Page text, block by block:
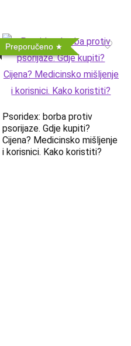
Preporučeno
Psoridex: borba protiv
psorijaze. Gdje kupiti?
Cijena? Medicinsko mišljenje
i korisnici. Kako koristiti?